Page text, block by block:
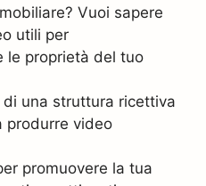
Vuoi sapere
utili per
le proprietà del tuo
di una struttura ricettiva
produrre video
promuovere la tua